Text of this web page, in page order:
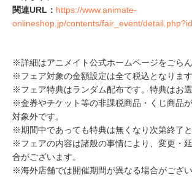
関連URL： https://www.animate-
onlineshop.jp/contents/fair_event/
※詳細はアニメイト公式ホームページをごらん
※フェア対象の金額設定は全て税込となります
※フェア特典はランダム配布です。特典はお選
※金券やチケット等の非課税商品・くじ商品
対象外です。
※期間中であっても特典は無くなり次第終了と
※フェアの内容は諸般の事情により、変更・
合がございます。
※海外店舗では開催期間が異なる場合がござ